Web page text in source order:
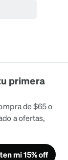
primera
de $65 o
a ofertas,
mi 15% off